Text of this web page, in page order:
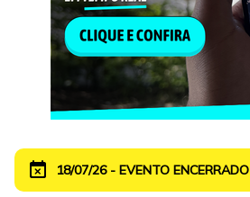
event_busy 18/07/26 - EVENTO ENCERRADO